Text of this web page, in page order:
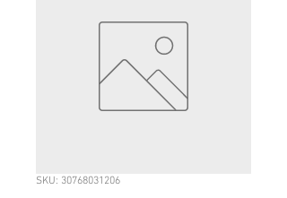
SKU: 30768031206